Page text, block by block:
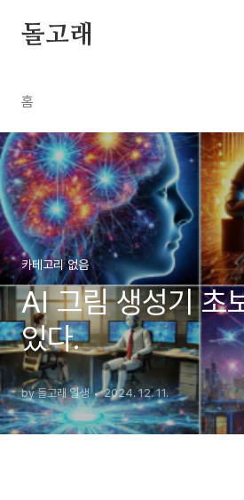
돌고래
홈
카테고리 없음
AI 그림 생성기 초
있다.
by 돌고래 일생 2024. 12. 11.